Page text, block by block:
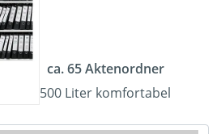
ca. 65 Aktenordner
500 Liter komfortabel